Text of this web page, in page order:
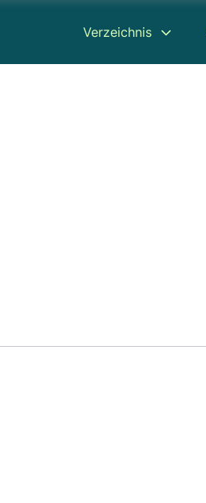
Verzeichnis